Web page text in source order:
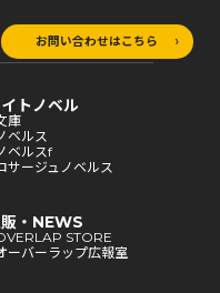
お問い合わせはこちら
トノベル
庫
ベルス
ベルスf
サージュノベルス
・NEWS
STORE
ーバーラップ広報室